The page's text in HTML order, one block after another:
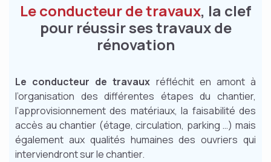
Le conducteur de travaux, la clef
pour réussir ses travaux de
rénovation
Le conducteur de travaux réfléchit en amont à
l’organisation des différentes étapes du chantier,
l’approvisionnement des matériaux, la faisabilité des
accès au chantier (étage, circulation, parking …) mais
également aux qualités humaines des ouvriers qui
interviendront sur le chantier.